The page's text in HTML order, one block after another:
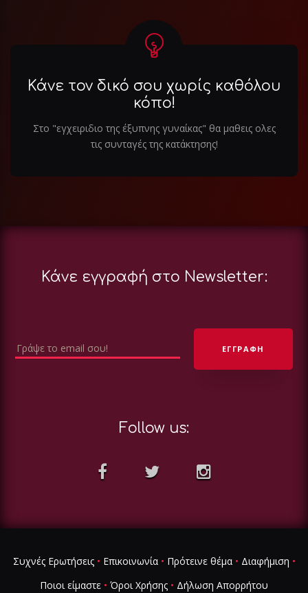
Κάνε τον δικό σου χωρίς καθόλου
κόπο!
Στο "εγχειριδιο της έξυπνης γυναίκας" θα μαθεις ολες
τις συνταγές της κατάκτησης!
Κάνε εγγραφή στο Newsletter:
Follow us:
Συχνές Ερωτήσεις• Επικοινωνία• Πρότεινε θέμα• Διαφήμιση •
Ποιοι είμαστε • Όροι Χρήσης • Δήλωση Απορρήτου